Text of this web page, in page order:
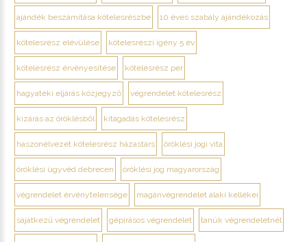
ajándék beszámítása kötelesrészbe 10 éves szabály ajándékozás
kötelesrész elévülése kötelesrészi igény 5 év
kötelesrész érvényesítése kötelesrész per
hagyatéki eljárás közjegyző végrendelet kötelesrész
kizárás az öröklésből kitagadás kötelesrész
haszonélvezet kötelesrész házastárs öröklési jogi vita
öröklési ügyvéd debrecen öröklési jog magyarország
végrendelet érvénytelensége magánvégrendelet alaki kellékei
sajátkezű végrendelet gépírásos végrendelet tanúk végrendeletnél